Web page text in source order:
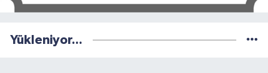
Yükleniyor...